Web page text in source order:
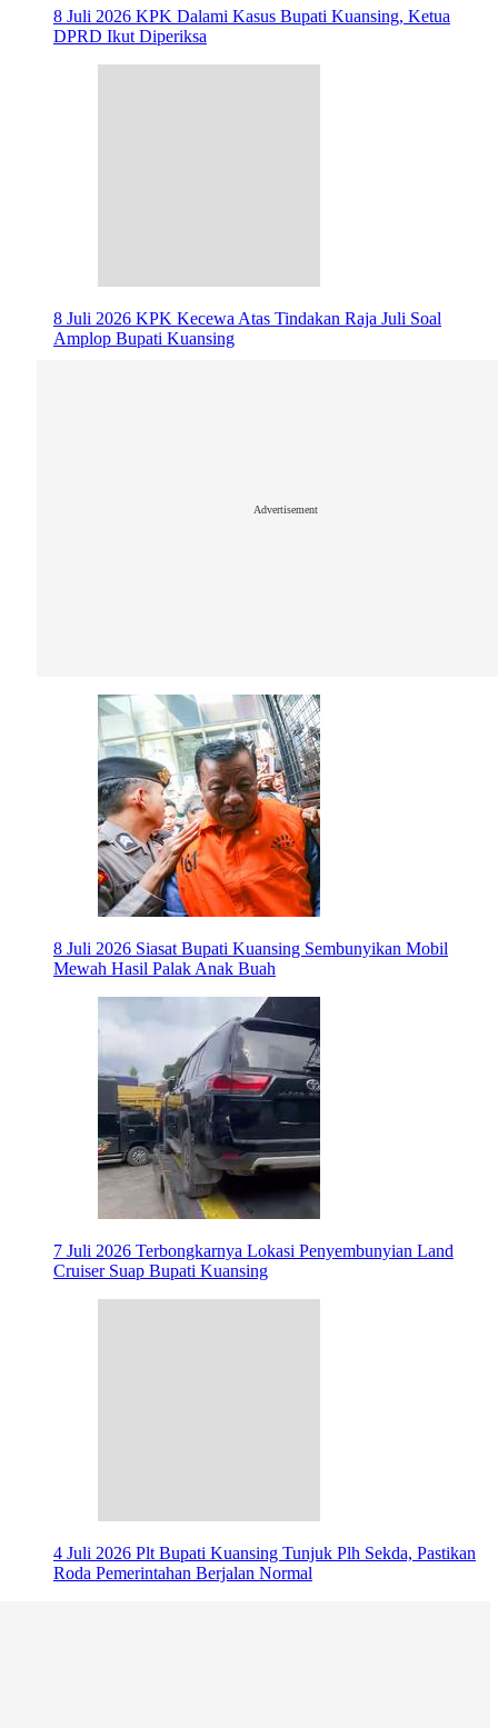
8 Juli 2026 KPK Dalami Kasus Bupati Kuansing, Ketua
DPRD Ikut Diperiksa
8 Juli 2026 KPK Kecewa Atas Tindakan Raja Juli Soal
Amplop Bupati Kuansing
Advertisement
8 Juli 2026 Siasat Bupati Kuansing Sembunyikan Mobil
Mewah Hasil Palak Anak Buah
7 Juli 2026 Terbongkarnya Lokasi Penyembunyian Land
Cruiser Suap Bupati Kuansing
4 Juli 2026 Plt Bupati Kuansing Tunjuk Plh Sekda, Pastikan
Roda Pemerintahan Berjalan Normal